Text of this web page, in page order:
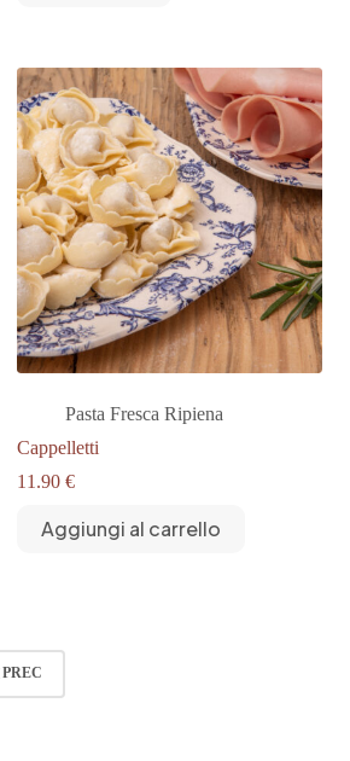
Pasta Fresca Ripiena
Cappelletti
11.90 €
Aggiungi al carrello
PREC